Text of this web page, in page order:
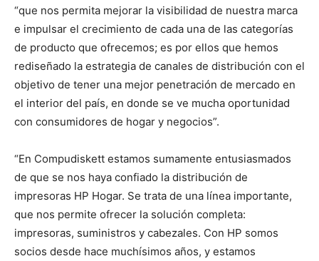
“que nos permita mejorar la visibilidad de nuestra marca
e impulsar el crecimiento de cada una de las categorías
de producto que ofrecemos; es por ellos que hemos
rediseñado la estrategia de canales de distribución con el
objetivo de tener una mejor penetración de mercado en
el interior del país, en donde se ve mucha oportunidad
con consumidores de hogar y negocios”.
“En Compudiskett estamos sumamente entusiasmados
de que se nos haya confiado la distribución de
impresoras HP Hogar. Se trata de una línea importante,
que nos permite ofrecer la solución completa:
impresoras, suministros y cabezales. Con HP somos
socios desde hace muchísimos años, y estamos